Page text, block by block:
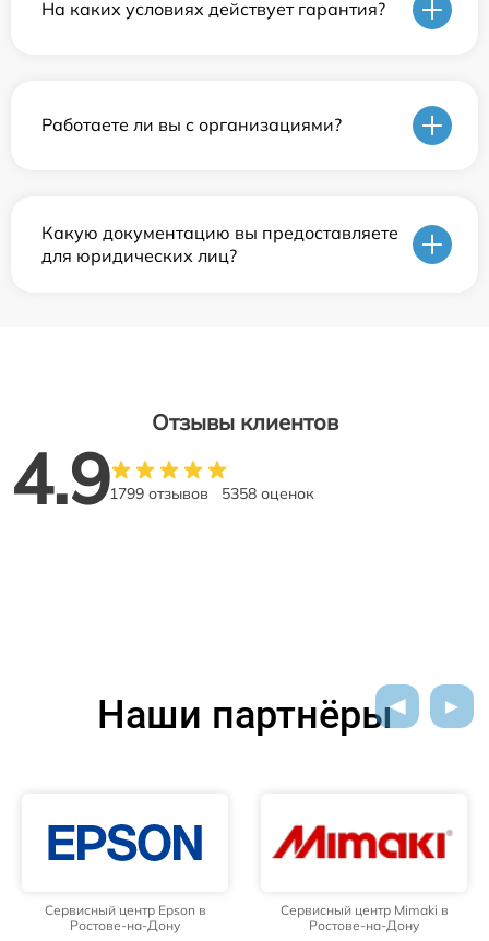
На каких условиях действует гарантия?
Работаете ли вы с организациями?
Какую документацию вы предоставляете
для юридических лиц?
Отзывы клиентов
4.91799 отзывов 5358 оценок
Наши партнёры
Сервисный центр Epson в
Ростове-на-Дону
Сервисный центр Mimaki в
Ростове-на-Дону